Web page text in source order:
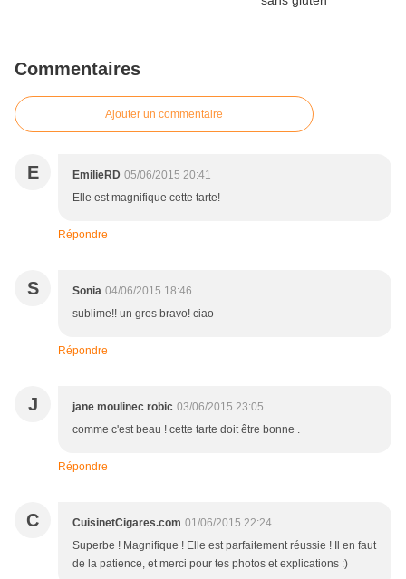
Commentaires
Ajouter un commentaire
E EmilieRD 05/06/2015 20:41
Elle est magnifique cette tarte!
Répondre
S Sonia 04/06/2015 18:46
sublime!! un gros bravo! ciao
Répondre
J jane moulinec robic 03/06/2015 23:05
comme c'est beau ! cette tarte doit être bonne .
Répondre
C CuisinetCigares.com 01/06/2015 22:24
Superbe ! Magnifique ! Elle est parfaitement réussie ! Il en faut
de la patience, et merci pour tes photos et explications :)